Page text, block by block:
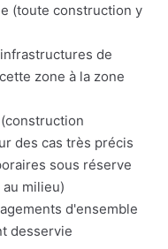
(toute construction y
de
zone à la zone
des cas très précis
sous réserve
milieu)
d'ensemble
desservie